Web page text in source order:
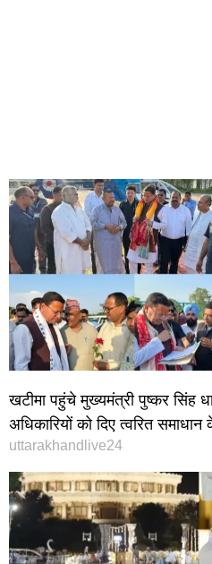
खटीमा पहुंचे मुख्यमंत्री पुष्कर सिंह
अधिकारियों को दिए त्वरित समाधान
uttarakhandlive24